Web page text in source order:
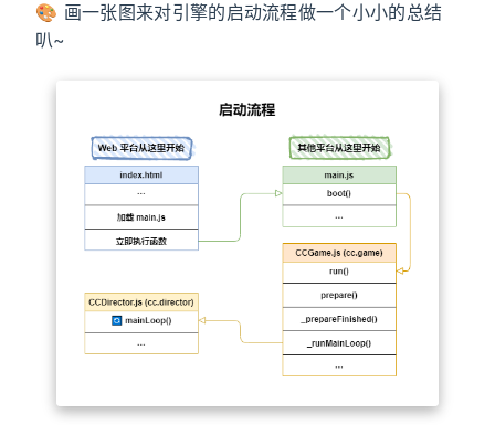
🎨 画一张图来对引擎的启动流程做一个小小的总结
叭~